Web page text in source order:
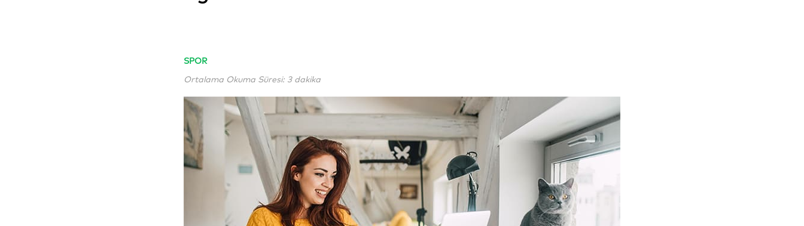
SPOR
Ortalama Okuma Süresi: 3 dakika